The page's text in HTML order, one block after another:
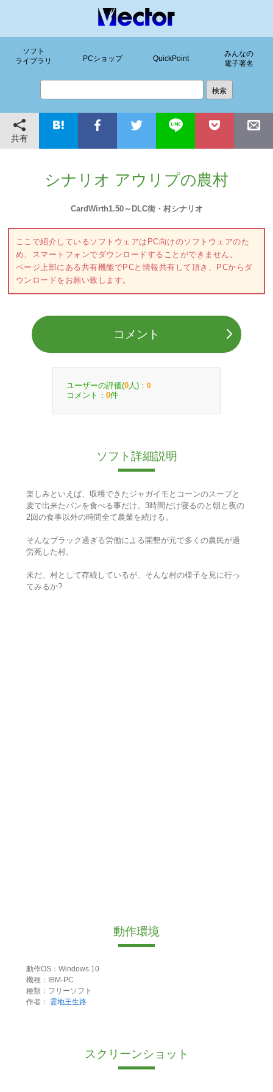
ソフト
ライブラリ
PCショップ QuickPoint
みんなの
電子署名
共有
シナリオ アウリプの農村
CardWirth1.50～DLC街・村シナリオ
ここで紹介しているソフトウェアはPC向けのソフトウェアのた
め、スマートフォンでダウンロードすることができません。
ページ上部にある共有機能でPCと情報共有して頂き、PCからダ
ウンロードをお願い致します。
コメント
ユーザーの評価(0 人)： 0
コメント： 0件
ソフト詳細説明
楽しみといえば、収穫できたジャガイモとコーンのスープと
麦で出来たパンを食べる事だけ。3時間だけ寝るのと朝と夜の
2回の食事以外の時間全て農業を続ける。
そんなブラック過ぎる労働による開墾が元で多くの農民が過
労死した村。
未だ、村として存続しているが、そんな村の様子を見に行っ
てみるか?
動作環境
動作OS：Windows 10
機種：IBM-PC
種類：フリーソフト
作者：
霊地王生路
スクリーンショット